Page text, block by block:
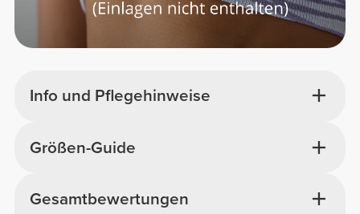
Info und Pflegehinweise
Gesamtbewertungen
Größen-Guide